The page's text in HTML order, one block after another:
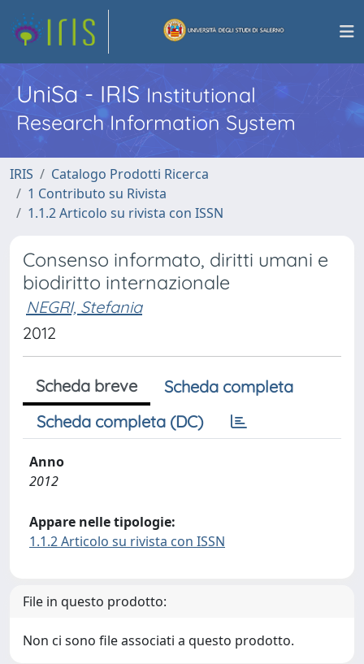
UniSa - IRISInstitutional
Research Information System
IRIS
Catalogo Prodotti Ricerca
1 Contributo su Rivista
1.1.2 Articolo su rivista con ISSN
Consenso informato, diritti umani e
biodiritto internazionale
NEGRI, Stefania
2012
Scheda breve
Scheda completa
Scheda completa (DC)
Anno
2012
Appare nelle tipologie:
1.1.2 Articolo su rivista con ISSN
File in questo prodotto:
Non ci sono file associati a questo prodotto.